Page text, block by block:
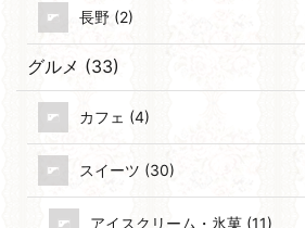
長野 (2)
グルメ (33)
カフェ (4)
スイーツ (30)
アイスクリーム・氷菓 (11)